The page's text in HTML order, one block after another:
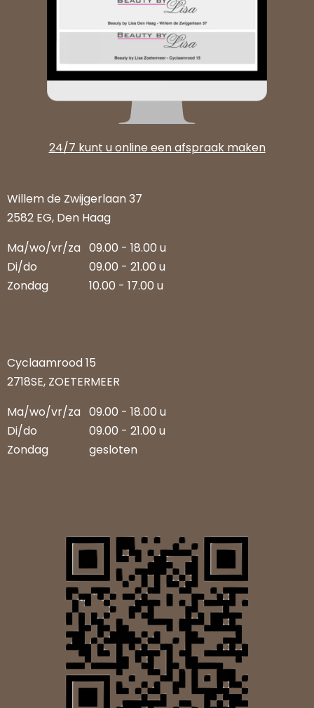
24/7 kunt u online een afspraak maken
Willem de Zwijgerlaan 37
2582 EG, Den Haag
Ma/wo/vr/za 09.00 - 18.00 u
Di/do
09.00 - 21.00 u
Zondag
10.00 - 17.00 u
Cyclaamrood 15
2718SE, ZOETERMEER
Ma/wo/vr/za 09.00 - 18.00 u
Di/do
09.00 - 21.00 u
Zondag
gesloten